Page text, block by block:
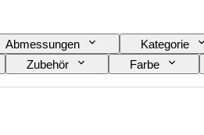
Abmessungen Kategorie
Zubehör Farbe